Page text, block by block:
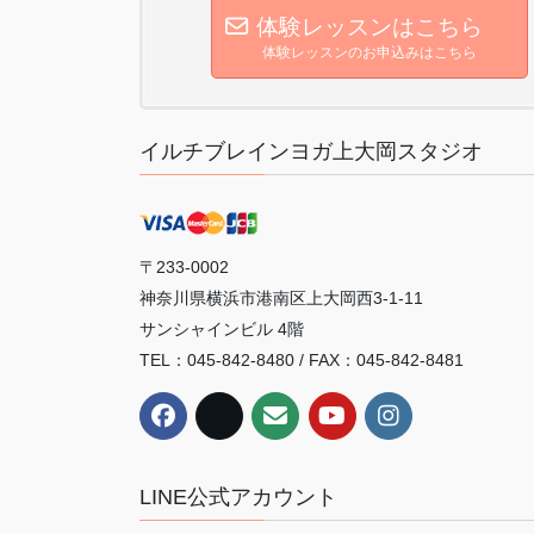
体験レッスンはこちら
体験レッスンのお申込みはこちら
イルチブレインヨガ上大岡スタジオ
〒233-0002
神奈川県横浜市港南区上大岡西3-1-11
サンシャインビル 4階
TEL：045-842-8480 / FAX：045-842-8481
LINE公式アカウント